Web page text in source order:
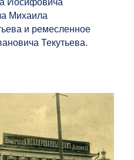
Иосифовича
Михаила
и ремесленное
Текутьева.